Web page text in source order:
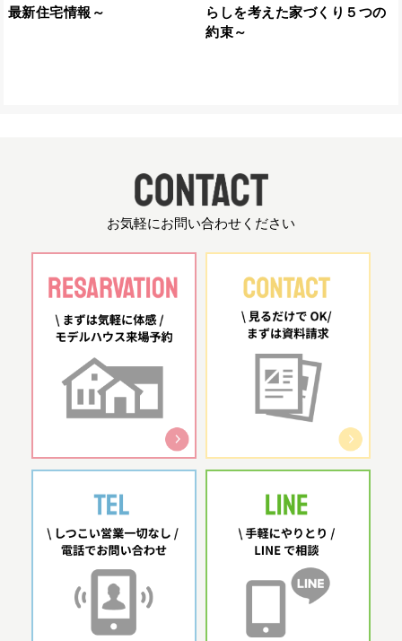
最新住宅情報～
らしを考えた家づくり５つの
約束～
お気軽にお問い合わせください